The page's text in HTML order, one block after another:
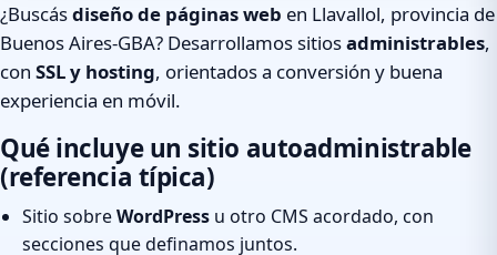
¿Buscásdiseño de páginas web en Llavallol, provincia de
Buenos Aires-GBA? Desarrollamos sitiosadministrables,
con SSL y hosting, orientados a conversión y buena
experiencia en móvil.
Qué incluye un sitio autoadministrable
(referencia típica)
Sitio sobreWordPress u otro CMS acordado, con
secciones que definamos juntos.